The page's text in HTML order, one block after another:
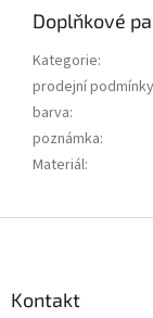
Doplňkové
Kategorie:
prodejní podmínky
barva:
poznámka:
Materiál:
Kontakt